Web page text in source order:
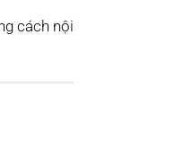
cách nội